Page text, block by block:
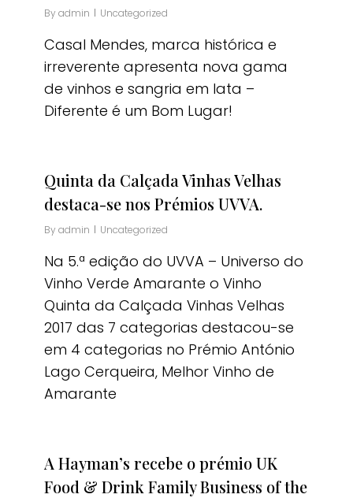
By admin Uncategorized
Casal Mendes, marca histórica e
irreverente apresenta nova gama
de vinhos e sangria em lata –
Diferente é um Bom Lugar!
Quinta da Calçada Vinhas Velhas
destaca-se nos Prémios UVVA.
By admin Uncategorized
Na 5.ª edição do UVVA – Universo do
Vinho Verde Amarante o Vinho
Quinta da Calçada Vinhas Velhas
2017 das 7 categorias destacou-se
em 4 categorias no Prémio António
Lago Cerqueira, Melhor Vinho de
Amarante
A Hayman’s recebe o prémio UK
Food & Drink Family Business of the